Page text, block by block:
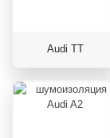
Audi TT